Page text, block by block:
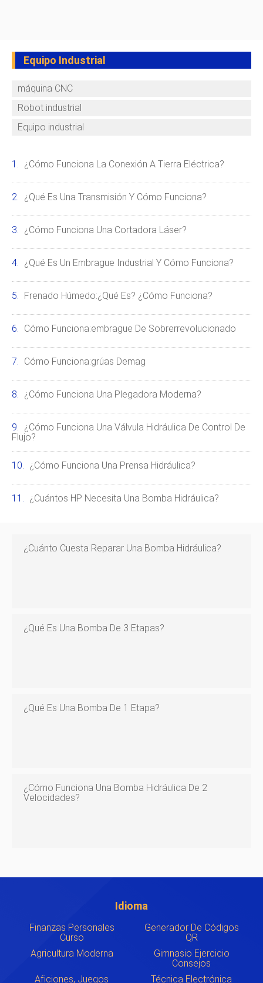
Equipo Industrial
máquina CNC
Robot industrial
Equipo industrial
¿Cómo Funciona La Conexión A Tierra Eléctrica?
¿Qué Es Una Transmisión Y Cómo Funciona?
¿Cómo Funciona Una Cortadora Láser?
¿Qué Es Un Embrague Industrial Y Cómo Funciona?
Frenado Húmedo:¿Qué Es? ¿Cómo Funciona?
Cómo Funciona:embrague De Sobrerrevolucionado
Cómo Funciona:grúas Demag
¿Cómo Funciona Una Plegadora Moderna?
¿Cómo Funciona Una Válvula Hidráulica De Control De
Flujo?
¿Cómo Funciona Una Prensa Hidráulica?
¿Cuántos HP Necesita Una Bomba Hidráulica?
¿Cuánto Cuesta Reparar Una Bomba Hidráulica?
¿Qué Es Una Bomba De 3 Etapas?
¿Qué Es Una Bomba De 1 Etapa?
¿Cómo Funciona Una Bomba Hidráulica De 2
Velocidades?
Idioma
Finanzas Personales
Curso
Generador De Códigos
QR
Agricultura Moderna
Gimnasio Ejercicio
Consejos
Aficiones, Juegos
Técnica Electrónica